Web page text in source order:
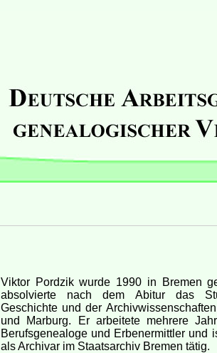
Viktor Pordzik wurde 1990 in Bremen
absolvierte nach dem Abitur das
Geschichte und der
und Marburg. Er arbeitete mehrere
Berufsgenealoge und Erbenermittler und
als Archivar im Staatsarchiv Bremen tätig.